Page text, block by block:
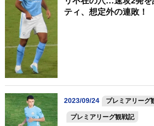
ティ、想定外の連敗！
2023/09/24 プレミアリーグ
プレミアリーグ観戦記